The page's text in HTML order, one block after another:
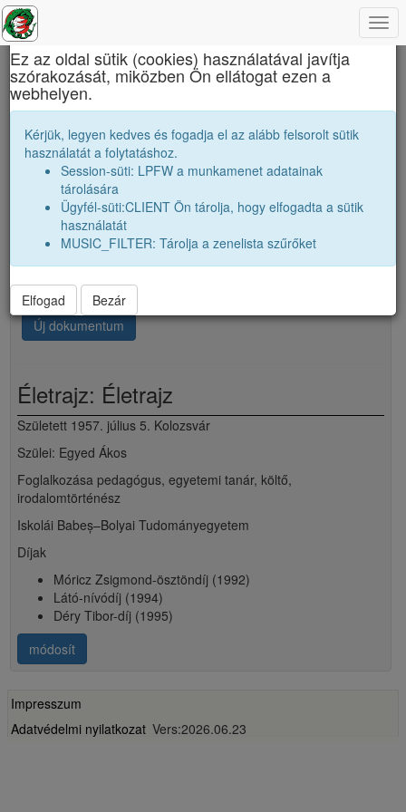
Báthory István Elméleti Líceum
Tanári kar E. Emese
folder_shared
Dokumentumok
Életrajz: Életrajz
Új dokumentum
Életrajz: Életrajz
Született 1957. július 5. Kolozsvár
Szülei: Egyed Ákos
Foglalkozása pedagógus, egyetemi tanár, költő,
irodalomtörténész
Iskolái Babeș–Bolyai Tudományegyetem
Díjak
Móricz Zsigmond-ösztöndíj (1992)
Látó-nívódíj (1994)
Déry Tibor-díj (1995)
módosít
Impresszum
Adatvédelmi nyilatkozat Vers:2026.06.23
×
Ez az oldal sütik (cookies) használatával javítja
szórakozását, miközben Ön ellátogat ezen a
webhelyen.
Kérjük, legyen kedves és fogadja el az alább felsorolt sütik
használatát a folytatáshoz.
Session-süti: LPFW a munkamenet adatainak
tárolására
Ügyfél-süti:CLIENT Ön tárolja, hogy elfogadta a sütik
használatát
MUSIC_FILTER: Tárolja a zenelista szűrőket
Elfogad Bezár